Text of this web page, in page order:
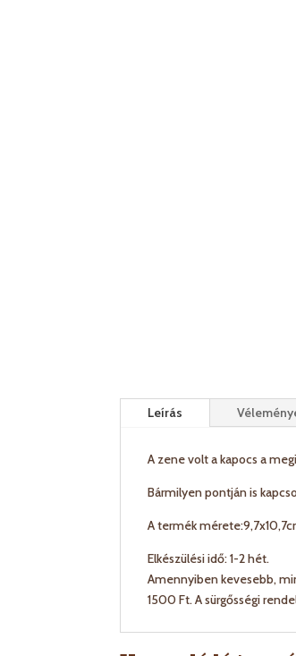
Leírás
A zene volt a kapocs a
Bármilyen pontján is
A termék
Elkészülési idő: 1-2 hét.
Amennyiben kevesebb,
1500 Ft. A sürgősségi